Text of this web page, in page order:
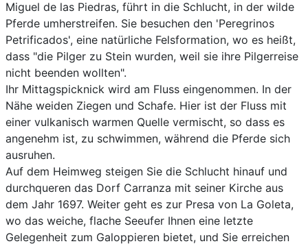
Miguel de las Piedras, führt in die Schlucht, in der wilde
Pferde umherstreifen. Sie besuchen den 'Peregrinos
Petrificados', eine natürliche Felsformation, wo es heißt,
dass "die Pilger zu Stein wurden, weil sie ihre Pilgerreise
nicht beenden wollten".
Ihr Mittagspicknick wird am Fluss eingenommen. In der
Nähe weiden Ziegen und Schafe. Hier ist der Fluss mit
einer vulkanisch warmen Quelle vermischt, so dass es
angenehm ist, zu schwimmen, während die Pferde sich
ausruhen.
Auf dem Heimweg steigen Sie die Schlucht hinauf und
durchqueren das Dorf Carranza mit seiner Kirche aus
dem Jahr 1697. Weiter geht es zur Presa von La Goleta,
wo das weiche, flache Seeufer Ihnen eine letzte
Gelegenheit zum Galoppieren bietet, und Sie erreichen